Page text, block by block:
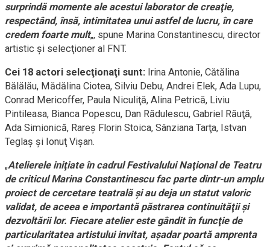
surprindă momente ale acestui laborator de creaţie,
respectând, însă, intimitatea unui astfel de lucru, în care
credem foarte mult„, spune Marina Constantinescu, director
artistic şi selecţioner al FNT.
Cei 18 actori selecţionaţi sunt: Irina Antonie, Cătălina
Bălălău, Mădălina Ciotea, Silviu Debu, Andrei Elek, Ada Lupu,
Conrad Mericoffer, Paula Niculiţă, Alina Petrică, Liviu
Pintileasa, Bianca Popescu, Dan Rădulescu, Gabriel Răuţă,
Ada Simionică, Rareş Florin Stoica, Sânziana Tarţa, Istvan
Teglaş şi Ionuţ Vişan.
„Atelierele iniţiate în cadrul Festivalului Naţional de Teatru
de criticul Marina Constantinescu fac parte dintr-un amplu
proiect de cercetare teatrală şi au deja un statut valoric
validat, de aceea e importantă păstrarea continuităţii şi
dezvoltării lor. Fiecare atelier este gândit în funcţie de
particularitatea artistului invitat, aşadar poartă amprenta